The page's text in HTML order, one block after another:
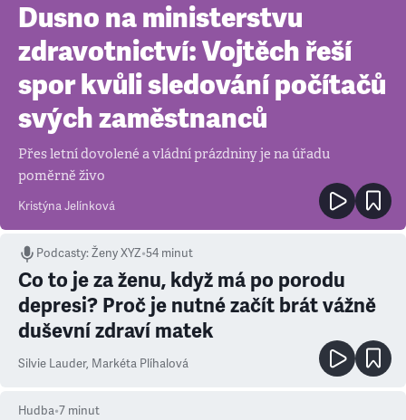
Dusno na ministerstvu
zdravotnictví: Vojtěch řeší
spor kvůli sledování počítačů
svých zaměstnanců
Přes letní dovolené a vládní prázdniny je na úřadu
poměrně živo
Kristýna Jelínková
Podcasty:Ženy XYZ•54 minut
Co to je za ženu, když má po porodu
depresi? Proč je nutné začít brát vážně
duševní zdraví matek
Silvie Lauder, Markéta Plíhalová
Hudba•7 minut